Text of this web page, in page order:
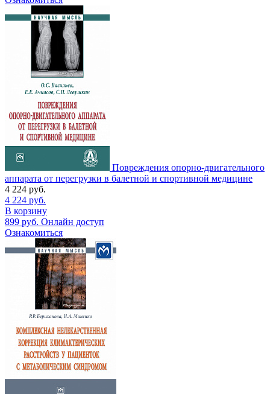
Повреждения опорно-двигательного
аппарата от перегрузки в балетной и спортивной медицине
4 224 руб.
4 224 руб.
В корзину
899 руб. Онлайн доступ
Ознакомиться